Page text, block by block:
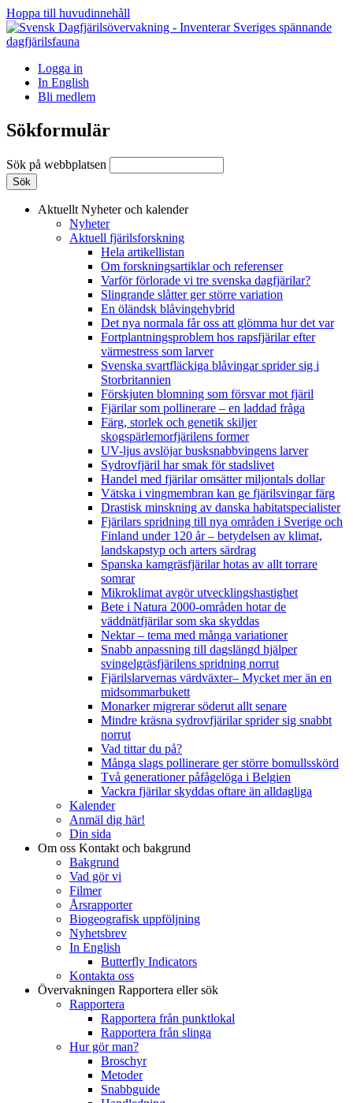
Hoppa till huvudinnehåll
Logga in
In English
Bli medlem
Sökformulär
Sök på webbplatsen
Aktuellt Nyheter och kalender
Nyheter
Aktuell fjärilsforskning
Hela artikellistan
Om forskningsartiklar och referenser
Varför förlorade vi tre svenska dagfjärilar?
Slingrande slåtter ger större variation
En öländsk blåvingehybrid
Det nya normala får oss att glömma hur det var
Fortplantningsproblem hos rapsfjärilar efter
värmestress som larver
Svenska svartfläckiga blåvingar sprider sig i
Storbritannien
Förskjuten blomning som försvar mot fjäril
Fjärilar som pollinerare – en laddad fråga
Färg, storlek och genetik skiljer
skogspärlemorfjärilens former
UV-ljus avslöjar busksnabbvingens larver
Sydrovfjäril har smak för stadslivet
Handel med fjärilar omsätter miljontals dollar
Vätska i vingmembran kan ge fjärilsvingar färg
Drastisk minskning av danska habitatspecialister
Fjärilars spridning till nya områden i Sverige och
Finland under 120 år– betydelsen av klimat,
landskapstyp och arters särdrag
Spanska kamgräsfjärilar hotas av allt torrare
somrar
Mikroklimat avgör utvecklingshastighet
Bete i Natura 2000-områden hotar de
väddnätfjärilar som ska skyddas
Nektar – tema med många variationer
Snabb anpassning till dagslängd hjälper
svingelgräsfjärilens spridning norrut
Fjärilslarvernas värdväxter– Mycket mer än en
midsommarbukett
Monarker migrerar söderut allt senare
Mindre kräsna sydrovfjärilar sprider sig snabbt
norrut
Vad tittar du på?
Många slags pollinerare ger större bomullsskörd
Två generationer påfågelöga i Belgien
Vackra fjärilar skyddas oftare än alldagliga
Kalender
Anmäl dig här!
Din sida
Om oss Kontakt och bakgrund
Bakgrund
Vad gör vi
Filmer
Årsrapporter
Biogeografisk uppföljning
Nyhetsbrev
In English
Butterfly Indicators
Kontakta oss
Övervakningen Rapportera eller sök
Rapportera
Rapportera från punktlokal
Rapportera från slinga
Hur gör man?
Broschyr
Metoder
Snabbguide